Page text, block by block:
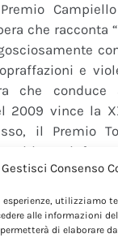
Gestisci Consenso
esperienze, utilizziamo
alle informazioni
di elaborare
che racconta
e
che conduce
2009 vince la
il Premio
critica Ninfa-
terzo romanzo.
– Lucio
Il senso